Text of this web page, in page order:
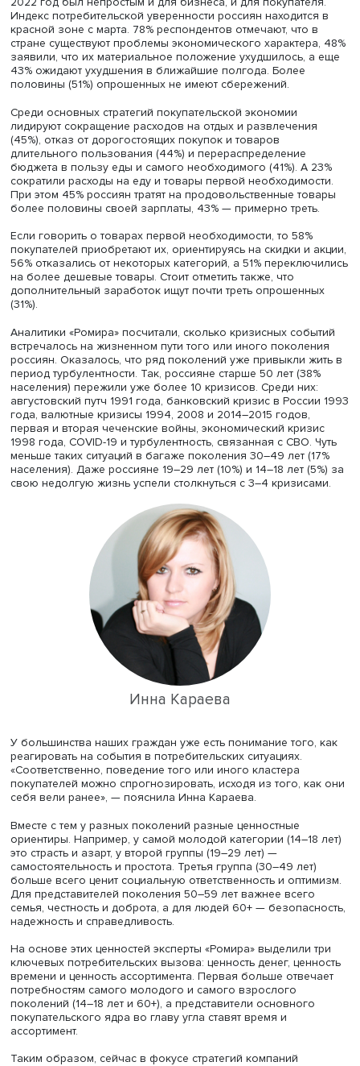
«Наши потребители испытывают достаточно серьезный
прессинг внешней и внутренней среды. Для нас важно
понимать, что они ощущают, как они воспринимают мир
реагируют на предложения компаний», — отметила она.
В кризисные периоды каждый находит свой способ
от поколения к поколению, рассказала
директор «Ромира» Инна Караева.
2022 год был непростым и для бизнеса, и для
Индекс потребительской уверенности россиян
красной зоне с марта. 78% респондентов отмечают, что
стране существуют проблемы экономического
заявили, что их материальное положение ухудшилось,
43% ожидают ухудшения в ближайшие полгода. Более
половины (51%) опрошенных не имеют сбережений.
Среди основных стратегий покупательской экономии
лидируют сокращение расходов на отдых и
длительного пользования (44%) и перераспределение
бюджета в пользу еды и самого необходимого (41%). А
сократили расходы на еду и товары первой
При этом 45% россиян тратят на продовольственные
более половины своей зарплаты, 43% — примерно
Если говорить о товарах первой необходимости, то 58%
покупателей приобретают их, ориентируясь на скидки и
56% отказались от некоторых категорий, а 51%
на более дешевые товары. Стоит отметить также, что
Аналитики «Ромира» посчитали, сколько кризисных
встречалось на жизненном пути того или иного
россиян. Оказалось, что ряд поколений уже привыкли
период турбулентности. Так, россияне старше 50 лет
населения) пережили уже более 10 кризисов. Среди
августовский путч 1991 года, банковский кризис в
года, валютные кризисы 1994, 2008 и 2014–2015 годов,
первая и вторая чеченские войны, экономический
1998 года, COVID-19 и турбулентность, связанная с СВО.
меньше таких ситуаций в багаже поколения 30–49 лет
населения). Даже россияне 19–29 лет (10%) и 14–18 лет
Инна Караева
У большинства наших граждан уже есть понимание
реагировать на события в потребительских ситуациях.